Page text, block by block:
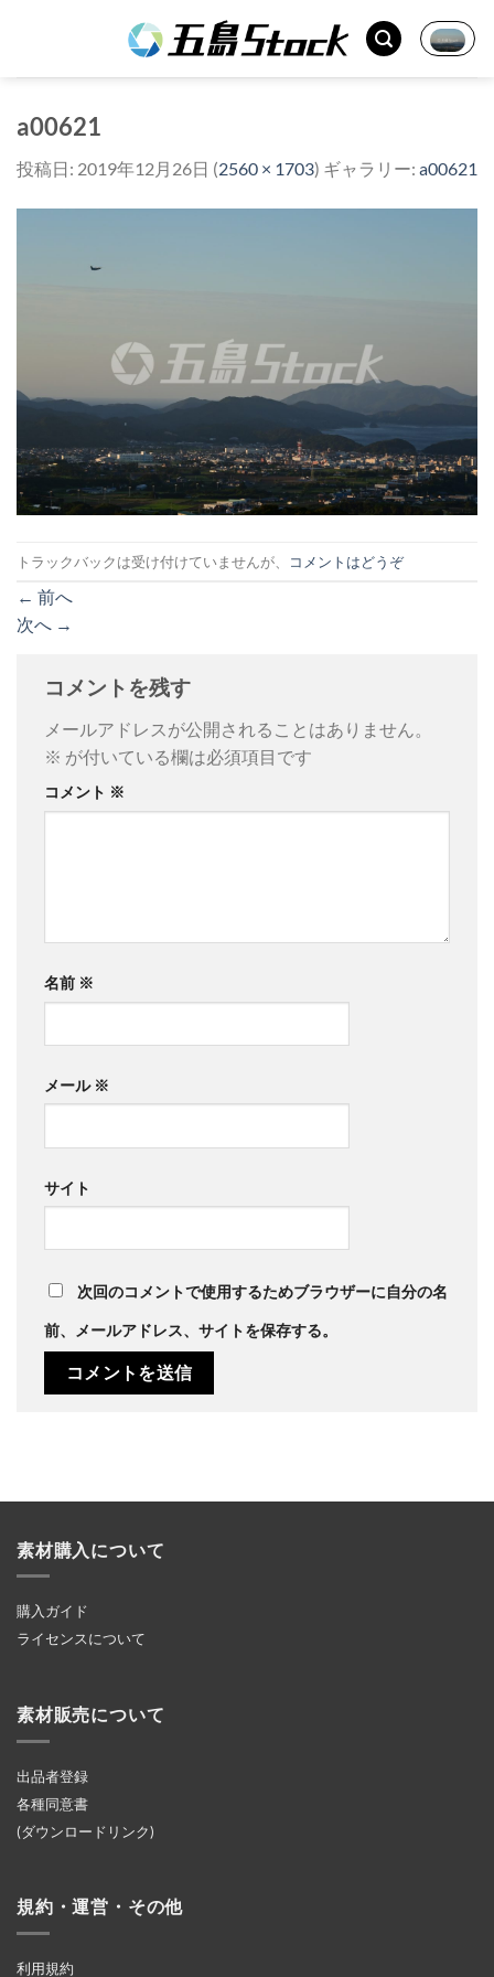
a00621
投稿日: 2019年12月26日 (2560 × 1703) ギャラリー: a00621
トラックバックは受け付けていませんが、 コメントはどうぞ
← 前へ
次へ →
コメントを残す
メールアドレスが公開されることはありません。
※ が付いている欄は必須項目です
コメント ※
名前 ※
メール ※
サイト
次回のコメントで使用するためブラウザーに自分の名
前、メールアドレス、サイトを保存する。
素材購入について
購入ガイド
ライセンスについて
素材販売について
出品者登録
各種同意書
(ダウンロードリンク)
規約・運営・その他
利用規約